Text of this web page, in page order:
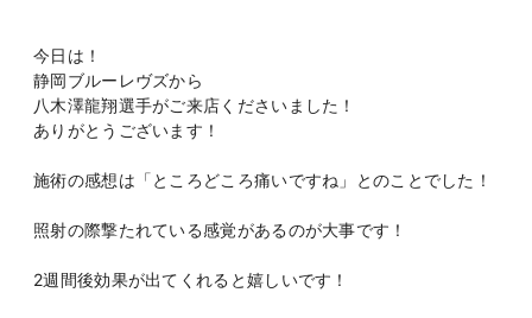
今日は！
静岡ブルーレヴズから
八木澤龍翔選手がご来店くださいました！
ありがとうございます！
施術の感想は「ところどころ痛いですね」とのことでした！
照射の際撃たれている感覚があるのが大事です！
2週間後効果が出てくれると嬉しいです！